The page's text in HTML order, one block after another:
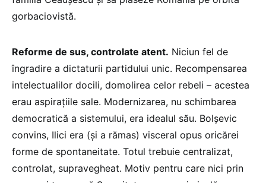
gorbaciovistă.
Reforme de sus, controlate atent. Niciun fel de
îngradire a dictaturii partidului unic. Recompensarea
intelectualilor docili, domolirea celor rebeli – acestea
erau aspirațiile sale. Modernizarea, nu schimbarea
democratică a sistemului, era idealul său. Bolșevic
convins, Ilici era (și a rămas) visceral opus oricărei
forme de spontaneitate. Totul trebuie centralizat,
controlat, supravegheat. Motiv pentru care nici prin